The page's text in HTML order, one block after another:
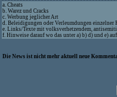
a. Cheats
b. Warez und Cracks
c. Werbung jeglicher Art
d. Beleidigungen oder Verleumdungen einzelner
e. Links/Texte mit volksverhetzendem,
f. Hinweise darauf wo das unter a) b) d) und e)
Die News ist nicht mehr aktuell neue